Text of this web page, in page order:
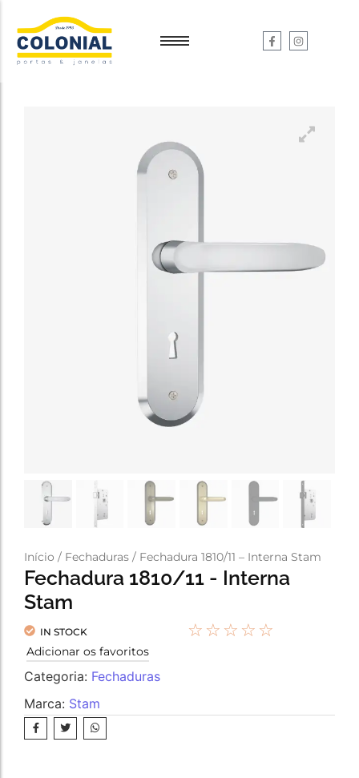
Início / Fechaduras / Fechadura 1810/11 – Interna Stam
Fechadura 1810/11 - Interna
Stam
IN STOCK ☆ ☆ ☆ ☆ ☆
Adicionar os favoritos
Categoria: Fechaduras
Marca: Stam